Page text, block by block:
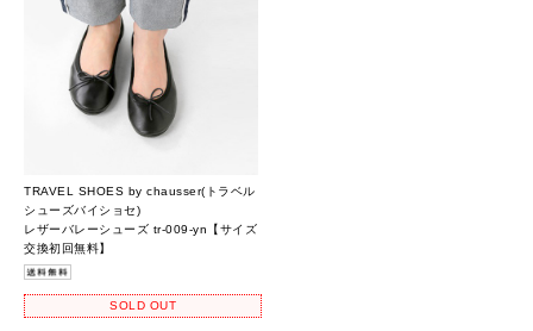
TRAVEL SHOES by chausser(トラベル
シューズバイショセ)
レザーバレーシューズ tr-009-yn【サイズ
交換初回無料】
SOLD OUT